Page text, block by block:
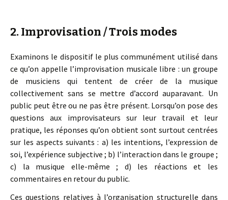
2. Improvisation / Trois modes
Examinons le dispositif le plus communément utilisé dans
ce qu’on appelle l’improvisation musicale libre : un groupe
de musiciens qui tentent de créer de la musique
collectivement sans se mettre d’accord auparavant. Un
public peut être ou ne pas être présent. Lorsqu’on pose des
questions aux improvisateurs sur leur travail et leur
pratique, les réponses qu’on obtient sont surtout centrées
sur les aspects suivants : a) les intentions, l’expression de
soi, l’expérience subjective ; b) l’interaction dans le groupe ;
c) la musique elle-même ; d) les réactions et les
commentaires en retour du public.
Ces questions relatives à l’organisation structurelle dans